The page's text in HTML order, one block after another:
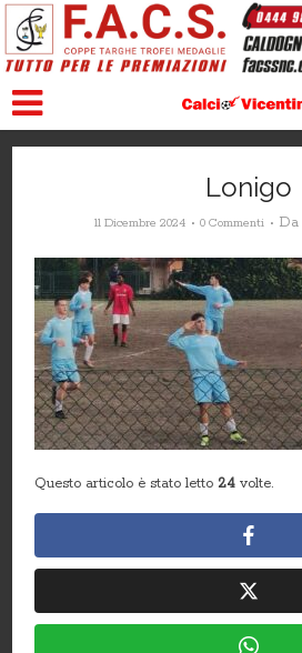
Lonigo
11 Dicembre 2024 0 Commenti Da
Questo articolo è stato letto 24 volte.